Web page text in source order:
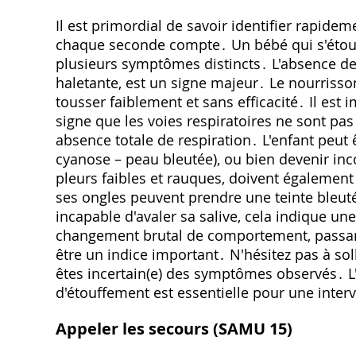
Il est primordial de savoir identifier
chaque seconde compte․ Un bébé qui
plusieurs symptômes distincts․ L'absence
haletante, est un signe majeur․ Le
tousser faiblement et sans efficacité․ Il est
signe que les voies respiratoires ne sont
absence totale de respiration․ L'enfant
cyanose – peau bleutée), ou bien devenir
pleurs faibles et rauques, doivent
ses ongles peuvent prendre une teinte
incapable d'avaler sa salive, cela indique
changement brutal de comportement,
être un indice important․ N'hésitez pas à
êtes incertain(e) des symptômes
d'étouffement est essentielle pour une
Appeler les secours (SAMU 15)